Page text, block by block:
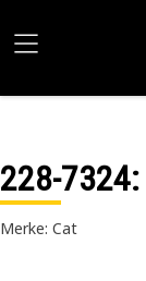
228-7324
Merke: Cat